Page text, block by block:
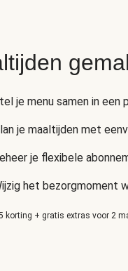
je menu samen in een
je maaltijden met
je flexibele
het bezorgmoment
korting + gratis extras voor 2